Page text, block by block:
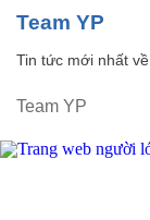
Team YP
Tin tức mới nhất về
Team YP